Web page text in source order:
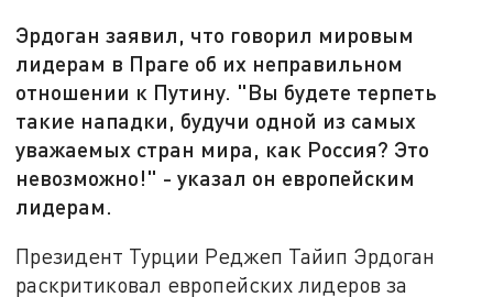
Эрдоган заявил, что говорил мировым
лидерам в Праге об их неправильном
отношении к Путину. "Вы будете терпеть
такие нападки, будучи одной из самых
уважаемых стран мира, как Россия? Это
невозможно!" - указал он европейским
лидерам.
Президент Турции Реджеп Тайип Эрдоган
раскритиковал европейских лидеров за